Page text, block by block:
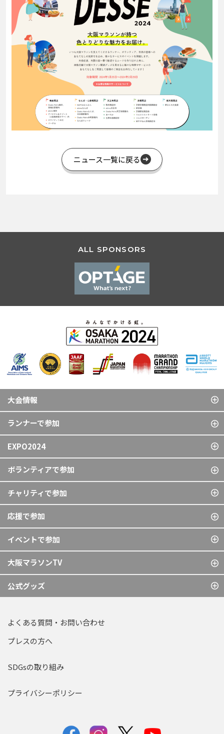
ニュース一覧に戻る
ALL SPONSORS
大会情報
ランナーで参加
EXPO2024
ボランティアで参加
チャリティで参加
応援で参加
イベントで参加
大阪マラソンTV
公式グッズ
よくある質問・お問い合わせ
プレスの方へ
SDGsの取り組み
プライバシーポリシー